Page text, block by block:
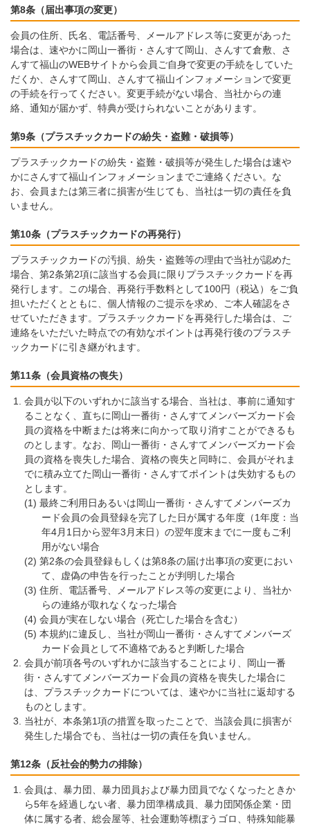
第8条（届出事項の変更）
会員の住所、氏名、電話番号、メールアドレス等に変更があった
場合は、速やかに岡山一番街・さんすて岡山、さんすて倉敷、さ
んすて福山のWEBサイトから会員ご自身で変更の手続をしていた
だくか、さんすて岡山、さんすて福山インフォメーションで変更
の手続を行ってください。変更手続がない場合、当社からの連
絡、通知が届かず、特典が受けられないことがあります。
第9条（プラスチックカードの紛失・盗難・破損等）
プラスチックカードの紛失・盗難・破損等が発生した場合は速や
かにさんすて福山インフォメーションまでご連絡ください。な
お、会員または第三者に損害が生じても、当社は一切の責任を負
いません。
第10条（プラスチックカードの再発行）
プラスチックカードの汚損、紛失・盗難等の理由で当社が認めた
場合、第2条第2項に該当する会員に限りプラスチックカードを再
発行します。この場合、再発行手数料として100円（税込）をご負
担いただくとともに、個人情報のご提示を求め、ご本人確認をさ
せていただきます。プラスチックカードを再発行した場合は、ご
連絡をいただいた時点での有効なポイントは再発行後のプラスチ
ックカードに引き継がれます。
第11条（会員資格の喪失）
会員が以下のいずれかに該当する場合、当社は、事前に通知す
ることなく、直ちに岡山一番街・さんすてメンバーズカード会
員の資格を中断または将来に向かって取り消すことができるも
のとします。なお、岡山一番街・さんすてメンバーズカード会
員の資格を喪失した場合、資格の喪失と同時に、会員がそれま
でに積み立てた岡山一番街・さんすてポイントは失効するもの
とします。
最終ご利用日あるいは岡山一番街・さんすてメンバーズカ
ード会員の会員登録を完了した日が属する年度（1年度：当
年4月1日から翌年3月末日）の翌年度末までに一度もご利
用がない場合
第2条の会員登録もしくは第8条の届け出事項の変更におい
て、虚偽の申告を行ったことが判明した場合
住所、電話番号、メールアドレス等の変更により、当社か
らの連絡が取れなくなった場合
会員が実在しない場合（死亡した場合を含む）
本規約に違反し、当社が岡山一番街・さんすてメンバーズ
カード会員として不適格であると判断した場合
会員が前項各号のいずれかに該当することにより、岡山一番
街・さんすてメンバーズカード会員の資格を喪失した場合に
は、プラスチックカードについては、速やかに当社に返却する
ものとします。
当社が、本条第1項の措置を取ったことで、当該会員に損害が
発生した場合でも、当社は一切の責任を負いません。
第12条（反社会的勢力の排除）
会員は、暴力団、暴力団員および暴力団員でなくなったときか
ら5年を経過しない者、暴力団準構成員、暴力団関係企業・団
体に属する者、総会屋等、社会運動等標ぼうゴロ、特殊知能暴